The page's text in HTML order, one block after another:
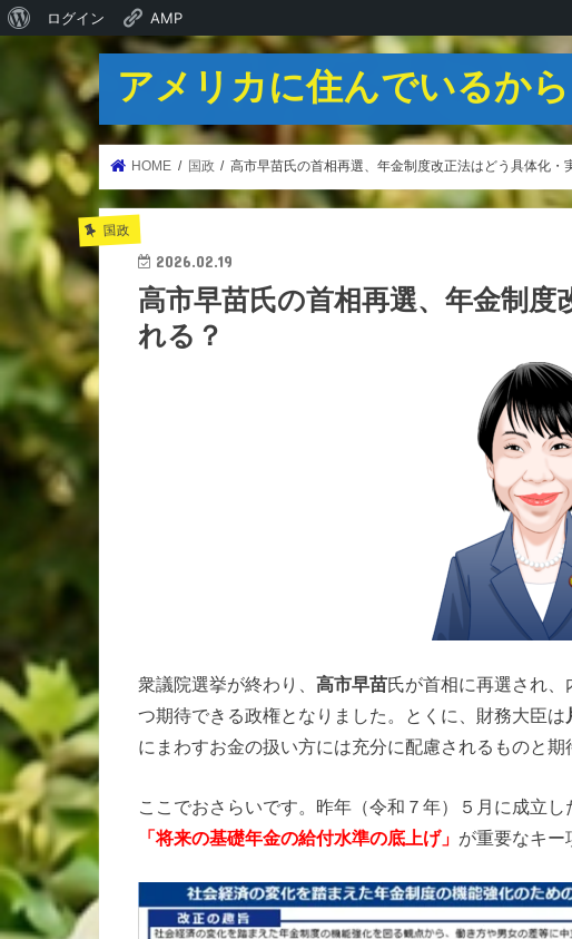
アメリカに住んでいるか
HOME 国政 高市早苗氏の首相再選、年金制度改正法はどう具体化・
国政
2026.02.19
高市早苗氏の首相再選、年金制度
れる？
衆議院選挙が終わり、 高市早苗氏が首相に再選され
つ期待できる政権となりました。とくに、財務大臣は
にまわすお金の扱い方には充分に配慮されるものと期
ここでおさらいです。昨年（令和７年）５月に成立し
「将来の基礎年金の給付水準の底上げ」 が重要なキー
WordPress
い
て
ログイン AMP